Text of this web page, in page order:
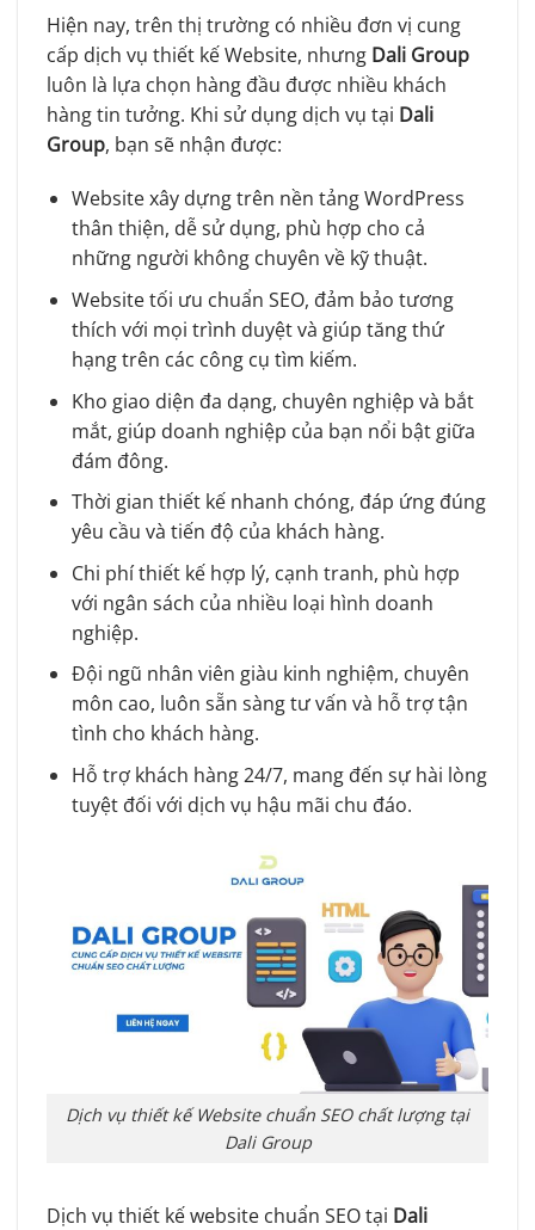
Hiện nay, trên thị trường có nhiều đơn vị cung
cấp dịch vụ thiết kế Website, nhưng Dali Group
luôn là lựa chọn hàng đầu được nhiều khách
hàng tin tưởng. Khi sử dụng dịch vụ tại Dali
Group, bạn sẽ nhận được:
Website xây dựng trên nền tảng WordPress
thân thiện, dễ sử dụng, phù hợp cho cả
những người không chuyên về kỹ thuật.
Website tối ưu chuẩn SEO, đảm bảo tương
thích với mọi trình duyệt và giúp tăng thứ
hạng trên các công cụ tìm kiếm.
Kho giao diện đa dạng, chuyên nghiệp và bắt
mắt, giúp doanh nghiệp của bạn nổi bật giữa
đám đông.
Thời gian thiết kế nhanh chóng, đáp ứng đúng
yêu cầu và tiến độ của khách hàng.
Chi phí thiết kế hợp lý, cạnh tranh, phù hợp
với ngân sách của nhiều loại hình doanh
nghiệp.
Đội ngũ nhân viên giàu kinh nghiệm, chuyên
môn cao, luôn sẵn sàng tư vấn và hỗ trợ tận
tình cho khách hàng.
Hỗ trợ khách hàng 24/7, mang đến sự hài lòng
tuyệt đối với dịch vụ hậu mãi chu đáo.
Dịch vụ thiết kế Website chuẩn SEO chất lượng tại
Dali Group
Dịch vụ thiết kế website chuẩn SEO tại Dali